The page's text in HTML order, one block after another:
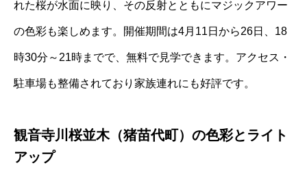
れた桜が水面に映り、その反射とともにマジックアワー
の色彩も楽しめます。開催期間は4月11日から26日、18
時30分～21時までで、無料で見学できます。アクセス・
駐車場も整備されており家族連れにも好評です。
観音寺川桜並木（猪苗代町）の色彩とライト
アップ